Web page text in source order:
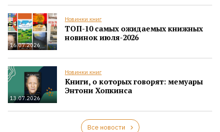
16.07.2026
Новинки книг
ТОП-10 самых ожидаемых книжных
новинок июля-2026
13.07.2026
Новинки книг
Книги, о которых говорят: мемуары
Энтони Хопкинса
Все новости